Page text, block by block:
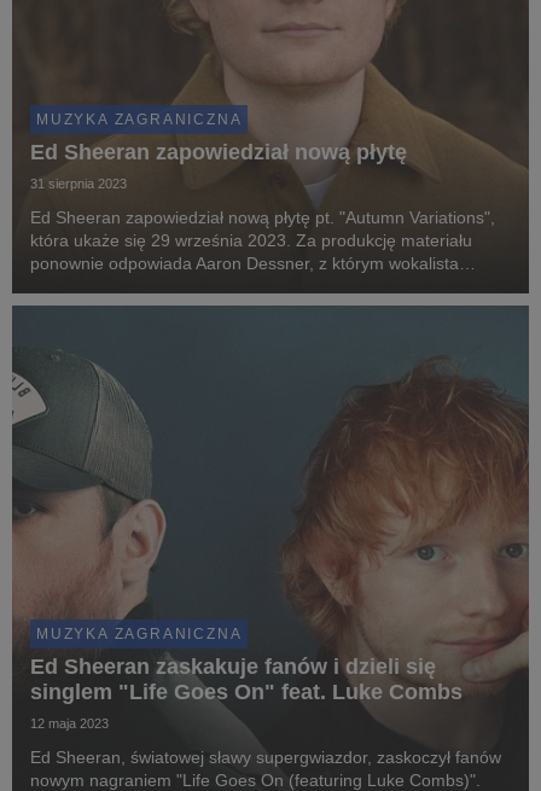
MUZYKA ZAGRANICZNA
Ed Sheeran zapowiedział nową płytę
31 sierpnia 2023
Ed Sheeran zapowiedział nową płytę pt. "Autumn Variations",
która ukaże się 29 września 2023. Za produkcję materiału
ponownie odpowiada Aaron Dessner, z którym wokalista
MUZYKA ZAGRANICZNA
Ed Sheeran zaskakuje fanów i dzieli się
singlem "Life Goes On" feat. Luke Combs
12 maja 2023
Ed Sheeran, światowej sławy supergwiazdor, zaskoczył fanów
nowym nagraniem "Life Goes On (featuring Luke Combs)".